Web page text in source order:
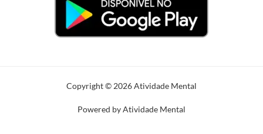
Copyright © 2026 Atividade Mental
Powered by Atividade Mental